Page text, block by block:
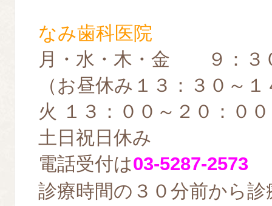
なみ歯科医院
月・水・木・金 ９：３
（お昼休み１３：３０～
火 １３：００～２０：００
土日祝日休み
電話受付は03-5287-2573
診療時間の３０分前から